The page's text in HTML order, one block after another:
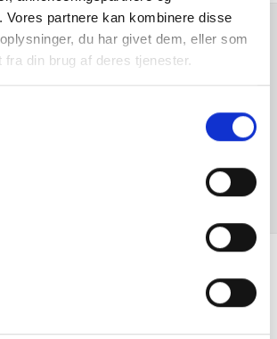
Vores partnere kan kombinere disse
du har givet dem, eller som
fra din brug af deres tjenester.
Lys
interesseret i
bil?